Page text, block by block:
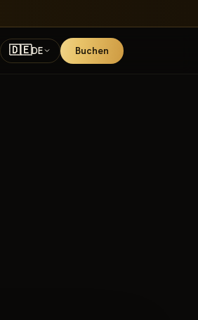
🇩🇪DE Buchen